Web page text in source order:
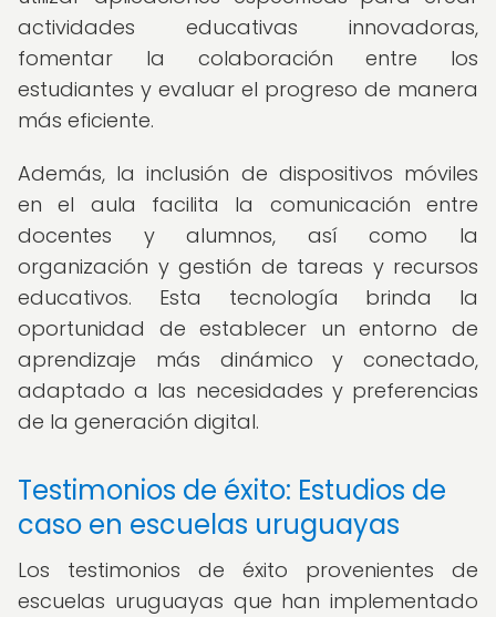
actividades educativas innovadoras,
fomentar la colaboración entre los
estudiantes y evaluar el progreso de manera
más eficiente.
Además, la inclusión de dispositivos móviles
en el aula facilita la comunicación entre
docentes y alumnos, así como la
organización y gestión de tareas y recursos
educativos. Esta tecnología brinda la
oportunidad de establecer un entorno de
aprendizaje más dinámico y conectado,
adaptado a las necesidades y preferencias
de la generación digital.
Testimonios de éxito: Estudios de
caso en escuelas uruguayas
Los testimonios de éxito provenientes de
escuelas uruguayas que han implementado